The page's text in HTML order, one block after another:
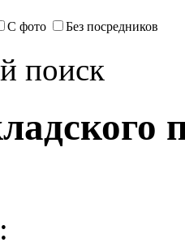
С фото Без посредников
поиск